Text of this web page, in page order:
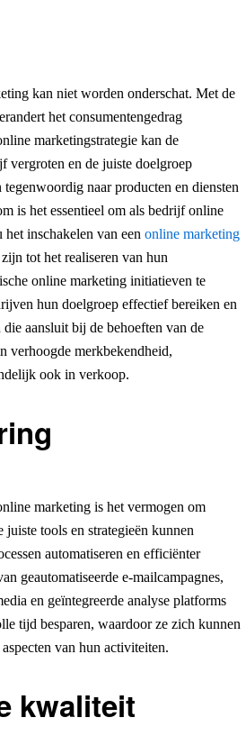
kan niet worden onderschat. Met de
het consumentengedrag
marketingstrategie kan de
vergroten en de juiste doelgroep
naar producten en diensten
is het essentieel om als bedrijf online
inschakelen van een online marketing
tot het realiseren van hun
online marketing initiatieven te
hun doelgroep effectief bereiken en
aansluit bij de behoeften van de
verhoogde merkbekendheid,
ook in verkoop.
marketing is het vermogen om
tools en strategieën kunnen
automatiseren en efficiënter
geautomatiseerde e-mailcampagnes,
en geïntegreerde analyse platforms
tijd besparen, waardoor ze zich kunnen
van hun activiteiten.
kwaliteit